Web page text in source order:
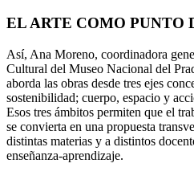
EL ARTE COMO PUNTO
Así, Ana Moreno, coordinadora
Cultural del Museo Nacional del
aborda las obras desde tres ejes
sostenibilidad; cuerpo, espacio y
Esos tres ámbitos permiten que el
se convierta en una propuesta
distintas materias y a distintos
enseñanza-aprendizaje.